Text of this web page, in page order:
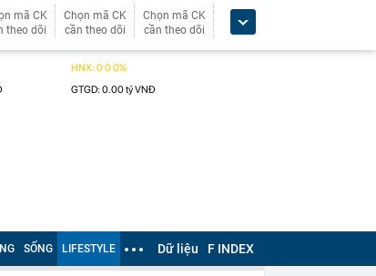
mã CK
theo dõi
Chọn mã CK
cần theo dõi
Chọn mã CK
cần theo dõi
SỐNG LIFESTYLE Dữ liệu F INDEX